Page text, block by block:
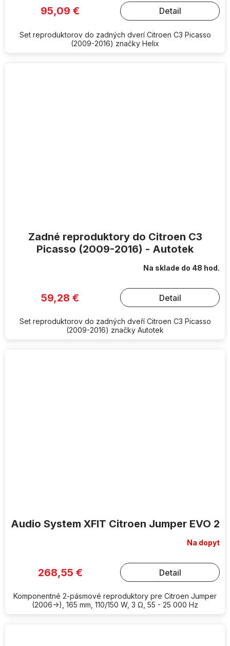
95,09 € Detail
Set reproduktorov do zadných dverí Citroen C3 Picasso
(2009-2016) značky Helix
Zadné reproduktory do Citroen C3
Picasso (2009-2016) - Autotek
Na sklade do 48 hod.
59,28 € Detail
Set reproduktorov do zadných dveří Citroen C3 Picasso
(2009-2016) značky Autotek
Audio System XFIT Citroen Jumper EVO 2
Na dopyt
268,55 € Detail
Komponentné 2-pásmové reproduktory pre Citroen Jumper
(2006->), 165 mm, 110/150 W, 3 Ω, 55 - 25 000 Hz